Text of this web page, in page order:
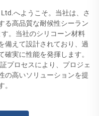
へようこそ。当社は、さ
る高品質な耐候性シーラン
。当社のシリコーン材料
備えて設計されており、過
実に性能を発揮します。
プロセスにより、プロジェ
の高いソリューションを提
。